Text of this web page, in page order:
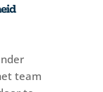
team